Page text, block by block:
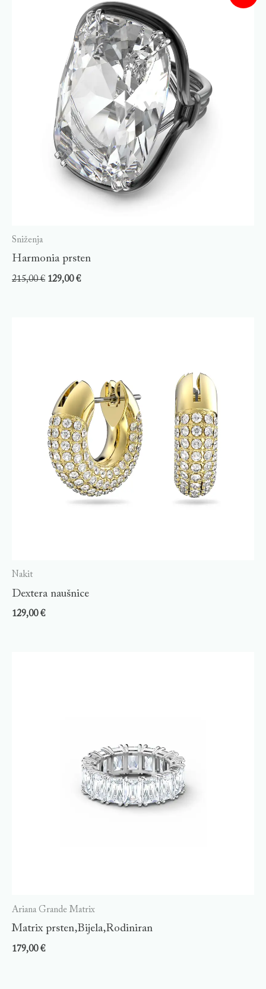
Sniženja
Harmonia prsten
215,00€ 129,00€
Nakit
Dextera naušnice
129,00€
Ariana Grande Matrix
Matrix prsten,Bijela,Rodiniran
179,00€